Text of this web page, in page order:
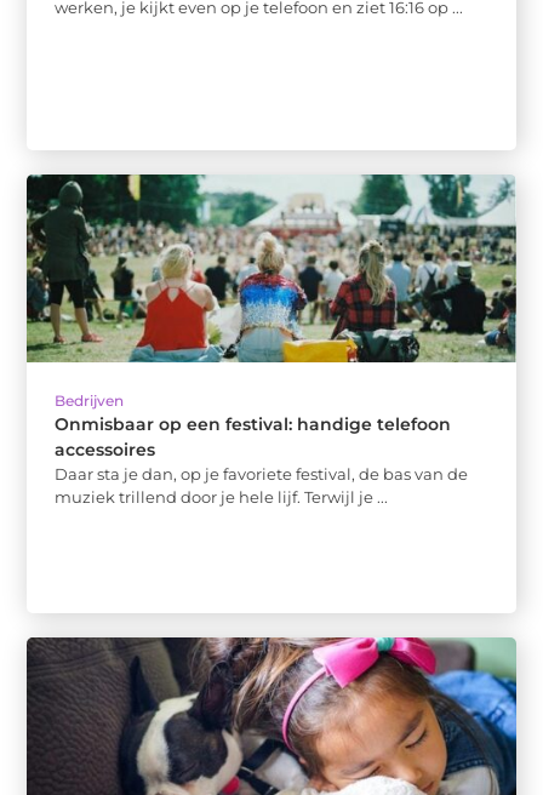
werken, je kijkt even op je telefoon en ziet 16:16 op ...
Bedrijven
Onmisbaar op een festival: handige telefoon
accessoires
Daar sta je dan, op je favoriete festival, de bas van de
muziek trillend door je hele lijf. Terwijl je ...